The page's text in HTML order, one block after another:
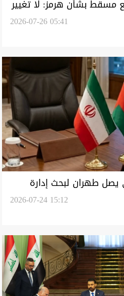
مسقط بشأن هرمز: لا تغيير
2026-07-26 05:41
يصل طهران لبحث إدارة
2026-07-24 15:12